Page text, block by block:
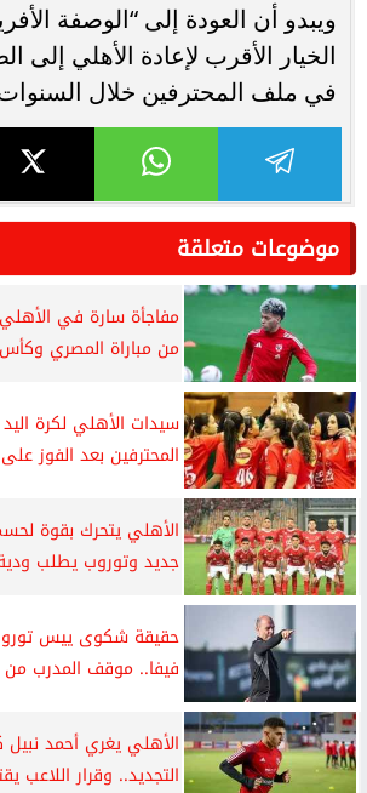
ويبدو أن العودة إلى “الوصفة
الخيار الأقرب لإعادة الأهلي إلى
في ملف المحترفين خلال السنوات
موضوعات متعلقة
مفاجأة سارة في
من مباراة المصري وكأس
سيدات الأهلي لكرة
المحترفين بعد الفوز
الأهلي يتحرك بقوة
جديد وتوروب يطلب
حقيقة شكوى ييس
فيفا.. موقف المدرب من
الأهلي يغري أحمد
التجديد.. وقرار اللاعب